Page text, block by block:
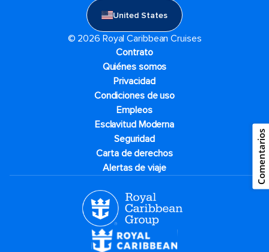
United States
© 2026 Royal Caribbean Cruises
Contrato
Quiénes somos
Privacidad
Condiciones de uso
Empleos
Esclavitud Moderna
Seguridad
Carta de derechos
Alertas de viaje
Comentarios